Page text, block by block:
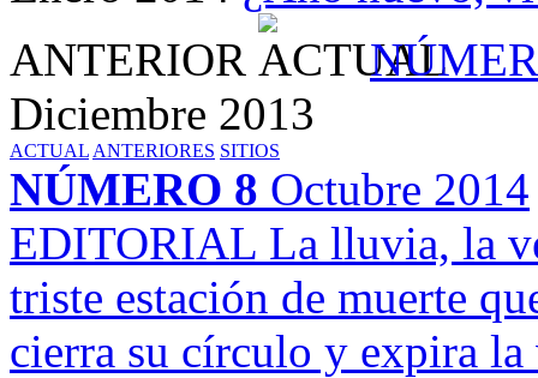
ANTERIOR
Diciembre 2013
ACTUAL ANTERIORES SITIOS
NÚMERO 8 Octubre 2014
EDITORIAL La lluvia, la
triste estación de muerte
cierra su círculo y expira